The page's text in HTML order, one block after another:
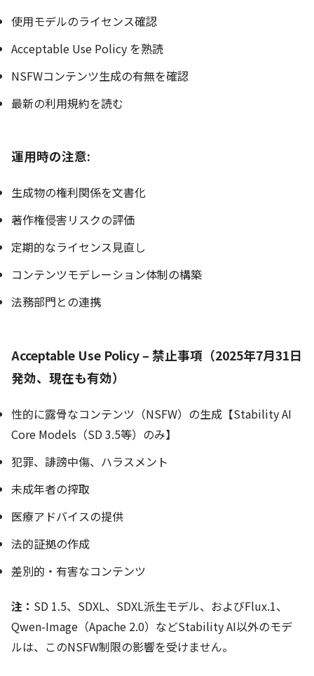
使用モデルのライセンス確認
Acceptable Use Policy を熟読
NSFWコンテンツ生成の有無を確認
最新の利用規約を読む
運用時の注意:
生成物の権利関係を文書化
著作権侵害リスクの評価
定期的なライセンス見直し
コンテンツモデレーション体制の構築
法務部門との連携
Acceptable Use Policy – 禁止事項（2025年7月31日
発効、現在も有効）
性的に露骨なコンテンツ（NSFW）の生成【Stability AI
Core Models（SD 3.5等）のみ】
犯罪、誹謗中傷、ハラスメント
未成年者の搾取
医療アドバイスの提供
法的証拠の作成
差別的・有害なコンテンツ
注： SD 1.5、SDXL、SDXL派生モデル、およびFlux.1、
Qwen-Image（Apache 2.0）などStability AI以外のモデ
ルは、このNSFW制限の影響を受けません。